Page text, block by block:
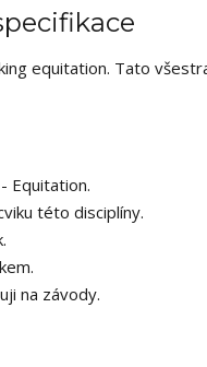
equitation. Tato
Equitation.
této disciplíny.
na závody.